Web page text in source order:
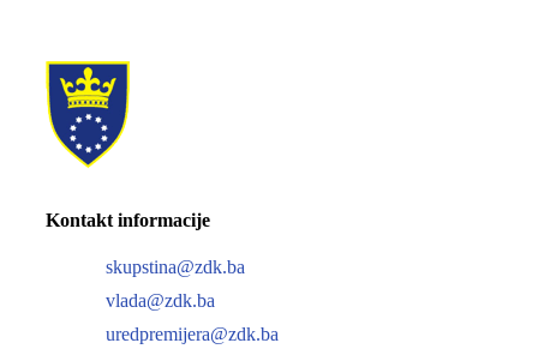
Kontakt informacije
skupstina@zdk.ba
vlada@zdk.ba
uredpremijera@zdk.ba